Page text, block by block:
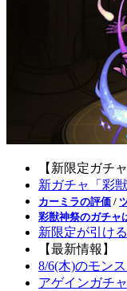
【新限定ガチャ
新ガチャ「彩
カーミラの評価 /
彩獣神祭のガチャ
新限定が引け
【最新情報】
8/6(木)のモン
アゲインガチ